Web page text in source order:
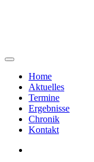
Home
Aktuelles
Termine
Ergebnisse
Chronik
Kontakt